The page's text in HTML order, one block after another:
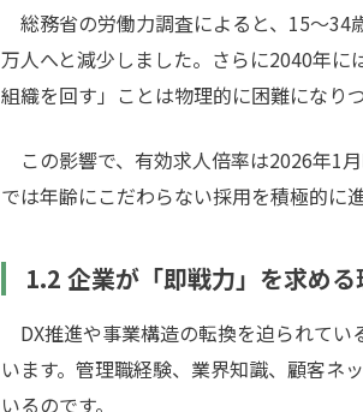
総務省の労働力調査によると、15〜34
万人へと減少しました。さらに2040年
組織を回す」ことは物理的に困難になり
この影響で、有効求人倍率は2026年1
では年齢にこだわらない採用を積極的に
1.2 企業が「即戦力」を求める
DX推進や事業構造の転換を迫られてい
います。管理職経験、業界知識、顧客ネ
いるのです。